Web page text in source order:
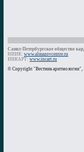
Санкт-Петербургское общество
НИИК: www.almazovcentre.ru
ИНКАРТ: www.incart.ru
© Copyright "Вестник аритмологии",